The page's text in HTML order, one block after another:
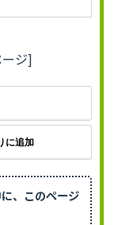
ジ]
に追加
、 このページ